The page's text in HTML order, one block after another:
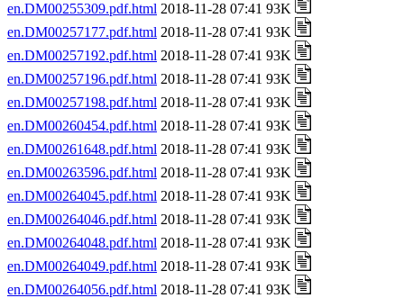
en.DM00255309.pdf.html 2018-11-28 07:41 93K
en.DM00257177.pdf.html 2018-11-28 07:41 93K
en.DM00257192.pdf.html 2018-11-28 07:41 93K
en.DM00257196.pdf.html 2018-11-28 07:41 93K
en.DM00257198.pdf.html 2018-11-28 07:41 93K
en.DM00260454.pdf.html 2018-11-28 07:41 93K
en.DM00261648.pdf.html 2018-11-28 07:41 93K
en.DM00263596.pdf.html 2018-11-28 07:41 93K
en.DM00264045.pdf.html 2018-11-28 07:41 93K
en.DM00264046.pdf.html 2018-11-28 07:41 93K
en.DM00264048.pdf.html 2018-11-28 07:41 93K
en.DM00264049.pdf.html 2018-11-28 07:41 93K
en.DM00264056.pdf.html 2018-11-28 07:41 93K